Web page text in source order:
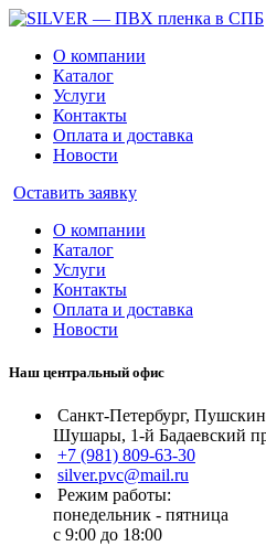
О компании
Каталог
Услуги
Контакты
Оплата и доставка
Новости
Оставить заявку
О компании
Каталог
Услуги
Контакты
Оплата и доставка
Новости
Наш центральный офис
Санкт-Петербург,
Шушары, 1-й Бадаевский
+7 (981) 809-63-30
silver.pvc@mail.ru
Режим работы:
понедельник - пятница
с 9:00 до 18:00